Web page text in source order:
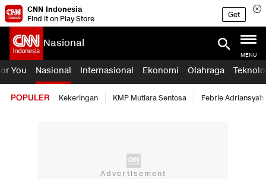
CNN Indonesia
Find it on Play Store
Get
Nasional
MENU
You Nasional Internasional Ekonomi Olahraga
POPULER Kekeringan KMP Mutiara Sentosa Febrie Adriansyah